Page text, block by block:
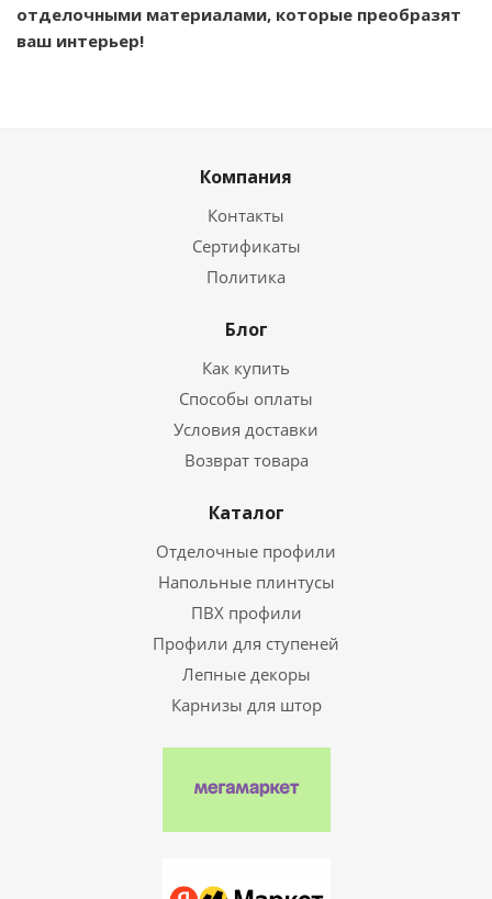
отделочными материалами, которые преобразят
ваш интерьер!
Компания
Контакты
Сертификаты
Политика
Блог
Как купить
Способы оплаты
Условия доставки
Возврат товара
Каталог
Отделочные профили
Напольные плинтусы
ПВХ профили
Профили для ступеней
Лепные декоры
Карнизы для штор